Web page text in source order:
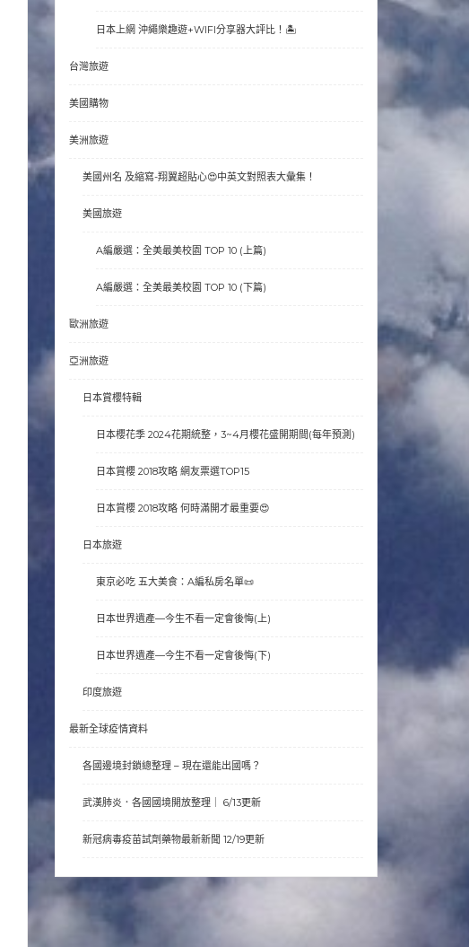
日本上網 沖繩樂趣遊+WIFI分享器大評比！🏝
台灣旅遊
美國購物
美洲旅遊
美國州名 及縮寫-翔翼超貼心😍中英文對照表大彙集！
美國旅遊
A編嚴選：全美最美校園 TOP 10 (上篇)
A編嚴選：全美最美校園 TOP 10 (下篇)
歐洲旅遊
亞洲旅遊
日本賞櫻特輯
日本櫻花季 2024花期統整，3~4月櫻花盛開期間(每年預測)
日本賞櫻 2018攻略 網友票選TOP15
日本賞櫻 2018攻略 何時滿開才最重要😍
日本旅遊
東京必吃 五大美食：A編私房名單📜
日本世界遺產—今生不看一定會後悔(上)
日本世界遺產—今生不看一定會後悔(下)
印度旅遊
最新全球疫情資料
各國邊境封鎖總整理 – 現在還能出國嗎？
武漢肺炎．各國國境開放整理｜ 6/13更新
新冠病毒疫苗試劑藥物最新新聞 12/19更新